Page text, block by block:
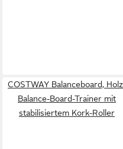
COSTWAY Balanceboard,
Balance-Board-Trainer mit
stabilisiertem Kork-Roller